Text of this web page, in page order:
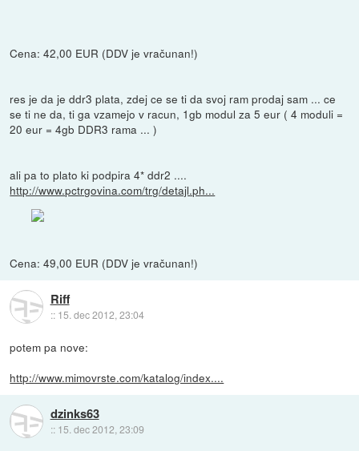
Cena: 42,00 EUR (DDV je vračunan!)
res je da je ddr3 plata, zdej ce se ti da svoj ram prodaj sam ... ce
se ti ne da, ti ga vzamejo v racun, 1gb modul za 5 eur ( 4 moduli =
20 eur = 4gb DDR3 rama ... )
ali pa to plato ki podpira 4* ddr2 ....
http://www.pctrgovina.com/trg/detajl.ph...
Cena: 49,00 EUR (DDV je vračunan!)
Riff
:: 15. dec 2012, 23:04
potem pa nove:
http://www.mimovrste.com/katalog/index....
dzinks63
:: 15. dec 2012, 23:09